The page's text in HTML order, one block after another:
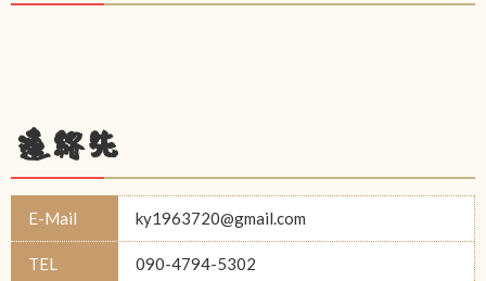
連絡先
E-Mail ky1963720@gmail.com
TEL 090-4794-5302